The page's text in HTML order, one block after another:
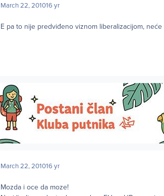
March 22, 201016 yr
E pa to nije predviđeno viznom liberalizacijom, neće
March 22, 201016 yr
Mozda i oce da moze!